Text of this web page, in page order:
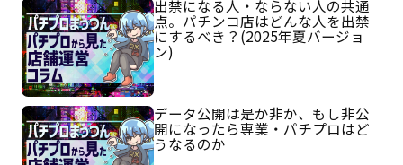
出禁になる人・ならない人の共通
点。パチンコ店はどんな人を出禁
にするべき？(2025年夏バージョ
ン)
データ公開は是か非か、もし非公
開になったら専業・パチプロはど
うなるのか